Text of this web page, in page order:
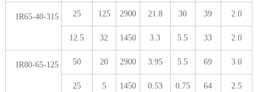
IR65-40-315 25 125 2900 21.8 30 39 2.0
12.5 32 1450 3.3 5.5 33 2.0
IR80-65-125 50 20 2900 3.95 5.5 69 3.0
25 5 1450 0.53 0.75 64 2.5